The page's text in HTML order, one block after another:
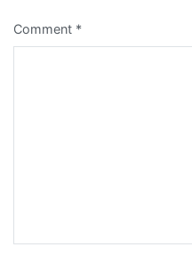
Comment *